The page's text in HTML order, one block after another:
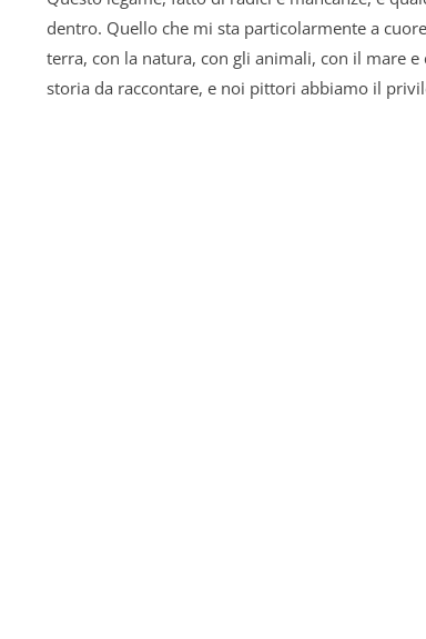
dentro. Quello che mi sta particolarmente a
terra, con la natura, con gli animali, con il mare e
storia da raccontare, e noi pittori abbiamo il